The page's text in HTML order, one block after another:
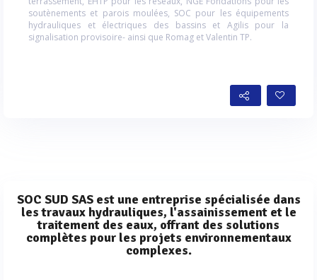
soutènements et parois moulées, SOC pour les équipements
hydrauliques et électriques des bassins et Agilis pour la
signalisation provisoire- ainsi que Romag et Valentin TP.
SOC SUD SAS est une entreprise spécialisée dans
les travaux hydrauliques, l'assainissement et le
traitement des eaux, offrant des solutions
complètes pour les projets environnementaux
complexes.